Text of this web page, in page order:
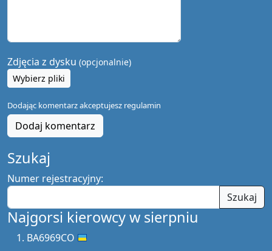
Zdjęcia z dysku (opcjonalnie)
Wybierz pliki
Dodając komentarz akceptujesz regulamin
Dodaj komentarz
Szukaj
Numer rejestracyjny:
Szukaj
Najgorsi kierowcy w sierpniu
BA6969CO